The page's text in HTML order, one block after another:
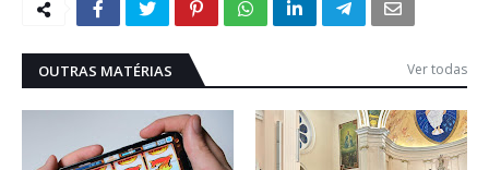
OUTRAS MATÉRIAS Ver todas